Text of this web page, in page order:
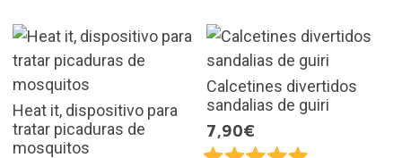
Heat it, dispositivo para
tratar picaduras de
mosquitos
Calcetines divertidos
sandalias de guiri
7,90€